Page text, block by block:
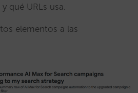
qué URLs usa.
elementos a las